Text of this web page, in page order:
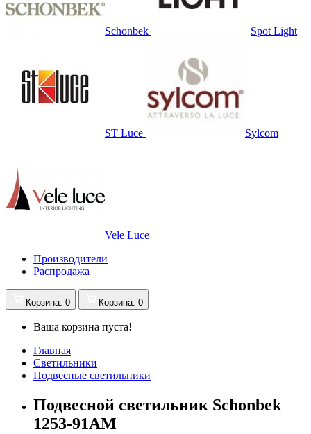
Schonbek Spot Light
ST Luce Sylcom
Vele Luce
Производители
Распродажа
Корзина: 0 Корзина: 0
Ваша корзина пуста!
Главная
Светильники
Подвесные светильники
Подвесной светильник Schonbek
1253-91AM